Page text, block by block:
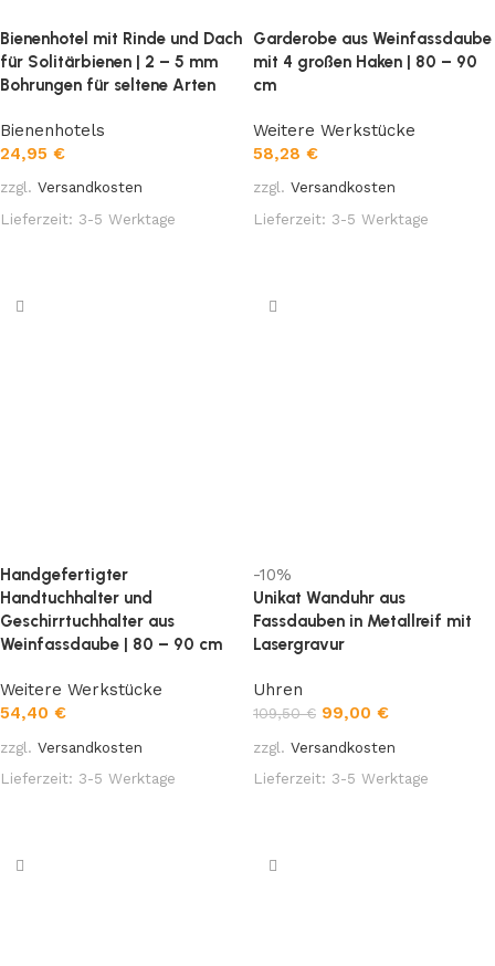
Bienenhotel mit Rinde und Dach
für Solitärbienen | 2 – 5 mm
Bohrungen für seltene Arten
Bienenhotels
24,95 €
zzgl. Versandkosten
Lieferzeit: 3-5 Werktage
Garderobe aus Weinfassdaube
mit 4 großen Haken | 80 – 90
cm
Weitere Werkstücke
58,28 €
zzgl. Versandkosten
Lieferzeit: 3-5 Werktage
Handgefertigter
Handtuchhalter und
Geschirrtuchhalter aus
Weinfassdaube | 80 – 90 cm
Weitere Werkstücke
54,40 €
zzgl. Versandkosten
Lieferzeit: 3-5 Werktage
-10%
Unikat Wanduhr aus
Fassdauben in Metallreif mit
Lasergravur
Uhren
109,50€ 99,00 €
zzgl. Versandkosten
Lieferzeit: 3-5 Werktage